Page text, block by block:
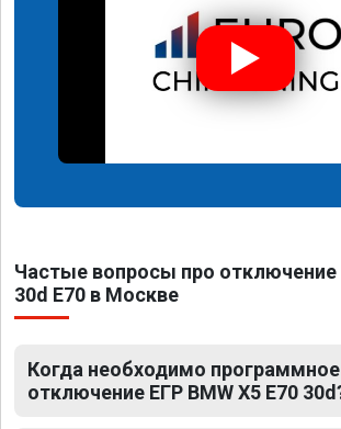
Частые вопросы про отключение
30d E70 в Москве
Когда необходимо программное
отключение ЕГР BMW X5 E70